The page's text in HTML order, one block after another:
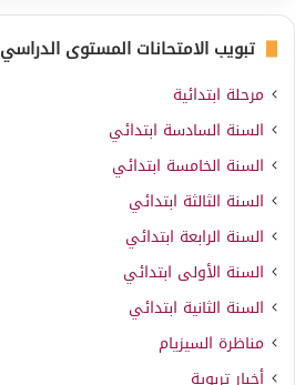
تبويب الامتحانات المستوى الدراسي
مرحلة ابتدائية
السنة السادسة ابتدائي
السنة الخامسة ابتدائي
السنة الثالثة ابتدائي
السنة الرابعة ابتدائي
السنة الأولى ابتدائي
السنة الثانية ابتدائي
مناظرة السيزيام
أخبار تربوية